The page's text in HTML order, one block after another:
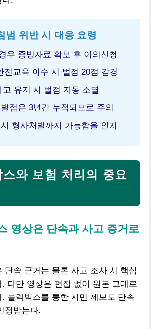
범 위반 시 대응 요령
우 증빙자료 확보 후 이의신청
전교육 이수 시 벌점 20점 감경
고 유지 시 벌점 자동 소멸
점은 3년간 누적되므로 주의
형사처벌까지 가능함을 인지
와 보험 처리의 중요
영상은 단속과 사고 증거로
단속 근거는 물론 사고 조사 시 핵심
다만 영상은 편집 없이 원본 그대로
블랙박스를 통한 시민 제보도 단속
정받는다.